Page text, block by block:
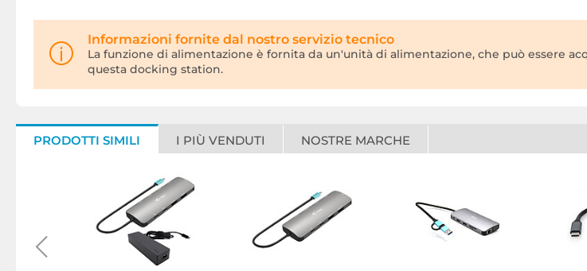
Informazioni fornite dal nostro servizio tecnico
La funzione di alimentazione è fornita da un'unità di alimentazione, che può essere
questa docking station.
PRODOTTI SIMILI I PIÙ VENDUTI NOSTRE MARCHE